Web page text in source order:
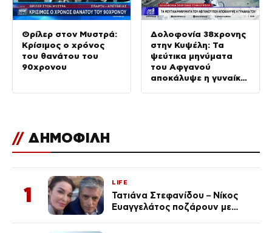
Θρίλερ στον Μυστρά:
Κρίσιμος ο χρόνος
του θανάτου του
90χρονου
Δολοφονία 38χρονης
στην Κυψέλη: Τα
ψεύτικα μηνύματα
του Αφγανού
αποκάλυψε η γυναίκα
// ΔΗΜΟΦΙΛΗ
1
LIFE
Τατιάνα Στεφανίδου – Νίκος
Ευαγγελάτος ποζάρουν με